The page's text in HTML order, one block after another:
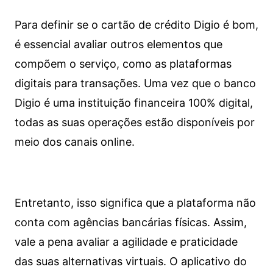
Para definir se o cartão de crédito Digio é bom,
é essencial avaliar outros elementos que
compõem o serviço, como as plataformas
digitais para transações. Uma vez que o banco
Digio é uma instituição financeira 100% digital,
todas as suas operações estão disponíveis por
meio dos canais online.
Entretanto, isso significa que a plataforma não
conta com agências bancárias físicas. Assim,
vale a pena avaliar a agilidade e praticidade
das suas alternativas virtuais. O aplicativo do